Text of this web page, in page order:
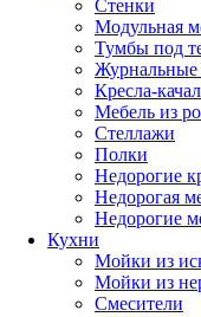
Стенки
Модульная
Тумбы под
Журнальные
Кресла-
Мебель из
Стеллажи
Полки
Недорогие
Недорогая
Недорогие
Кухни
Мойки из
Мойки из
Смесители